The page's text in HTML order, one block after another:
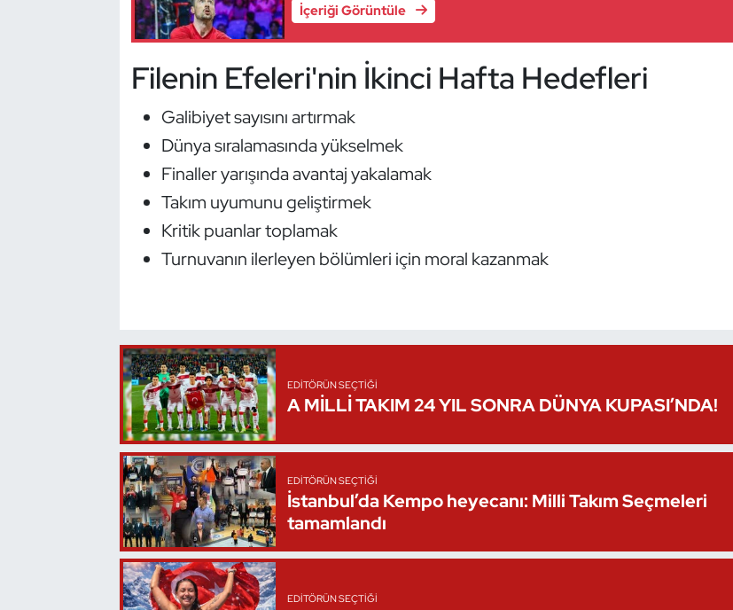
İçeriği Görüntüle
Filenin Efeleri'nin İkinci Hafta Hedefleri
Galibiyet sayısını artırmak
Dünya sıralamasında yükselmek
Finaller yarışında avantaj yakalamak
Takım uyumunu geliştirmek
Kritik puanlar toplamak
Turnuvanın ilerleyen bölümleri için moral kazanmak
EDITÖRÜN SEÇTIĞI
A MİLLİ TAKIM 24 YIL SONRA DÜNYA KUPASI’NDA!
EDITÖRÜN SEÇTIĞI
İstanbul’da Kempo heyecanı: Milli Takım Seçmeleri
tamamlandı
EDITÖRÜN SEÇTIĞI
Sualtı Sporları
Vücut Geliştirme Fitness
Wushu Kungfu